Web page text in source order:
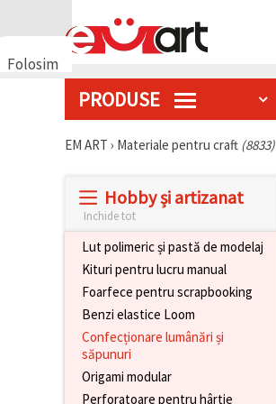
Folosim
funcționarea
dumneavoastră,
PRODUSE
EM ART › Materiale pentru craft (8833)
Hobby și artizanat
Inchide tot
Lut polimeric și pastă de modelaj
Kituri pentru lucru manual
Foarfece pentru scrapbooking
Benzi elastice Loom
Confecționare lumânări și
săpunuri
Origami modular
Perforatoare pentru hârtie